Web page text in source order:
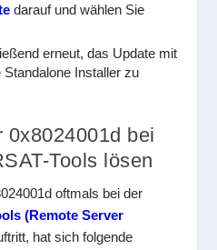
darauf und wählen Sie
erneut, das Update mit
Installer zu
0x8024001d bei
Tools lösen
oftmals bei der
(Remote Server
hat sich folgende